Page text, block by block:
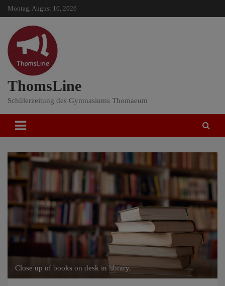
SkipMontag, August 10, 2026
ThomsLine
Schülerzeitung des Gymnasiums Thomaeum
Close up of books on desk in library.